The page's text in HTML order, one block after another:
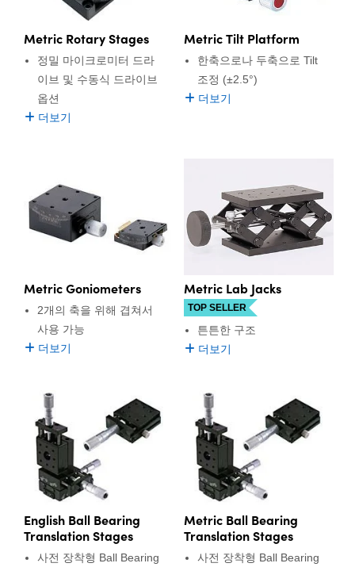
Metric Rotary Stages
정밀 마이크로미터 드라
이브 및 수동식 드라이브
옵션
더보기
Metric Tilt Platform
한축으로나 두축으로 Tilt
조정 (±2.5°)
더보기
Metric Goniometers
2개의 축을 위해 겹쳐서
사용 가능
더보기
Metric Lab Jacks
TOP SELLER
튼튼한 구조
더보기
English Ball Bearing
Translation Stages
사전 장착형 Ball Bearing
Metric Ball Bearing
Translation Stages
사전 장착형 Ball Bearing